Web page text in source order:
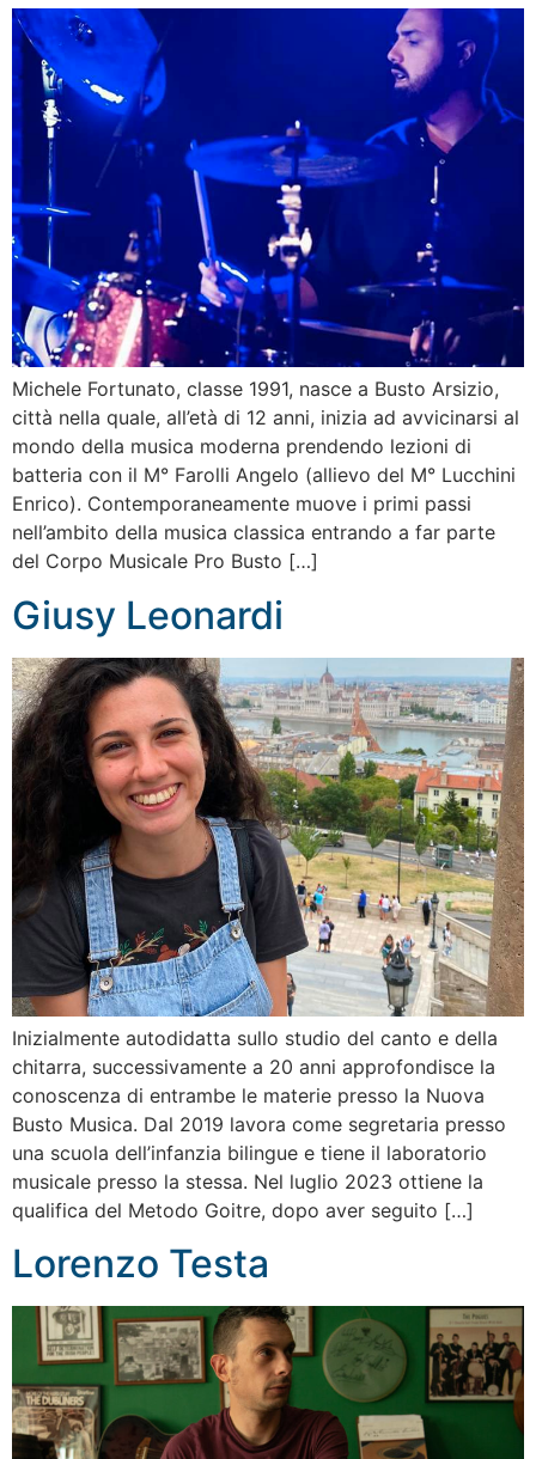
Michele Fortunato, classe 1991, nasce a Busto Arsizio,
città nella quale, all’età di 12 anni, inizia ad avvicinarsi al
mondo della musica moderna prendendo lezioni di
batteria con il M° Farolli Angelo (allievo del M° Lucchini
Enrico). Contemporaneamente muove i primi passi
nell’ambito della musica classica entrando a far parte
del Corpo Musicale Pro Busto […]
Giusy Leonardi
Inizialmente autodidatta sullo studio del canto e della
chitarra, successivamente a 20 anni approfondisce la
conoscenza di entrambe le materie presso la Nuova
Busto Musica. Dal 2019 lavora come segretaria presso
una scuola dell’infanzia bilingue e tiene il laboratorio
musicale presso la stessa. Nel luglio 2023 ottiene la
qualifica del Metodo Goitre, dopo aver seguito […]
Lorenzo Testa